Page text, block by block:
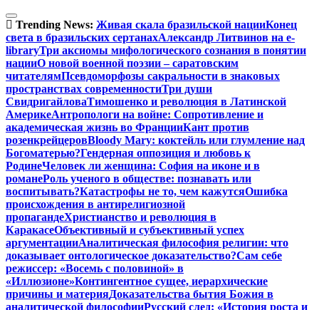
Перейти
к
содержимому
Trending News: Живая скала бразильской нацииКонец
света в бразильских сертанахАлександр Литвинов на e-
libraryТри аксиомы мифологического сознания в понятии
нацииО новой военной поэзии – саратовским
читателямПсевдоморфозы сакральности в знаковых
пространствах современностиТри души
СвидригайловаТимошенко и революция в Латинской
АмерикеАнтропологи на войне: Сопротивление и
академическая жизнь во ФранцииКант против
розенкрейцеровBloody Mary: коктейль или глумление над
Богоматерью?Гендерная оппозиция и любовь к
РодинеЧеловек ли женщина: София на иконе и в
романеРоль ученого в обществе: познавать или
воспитывать?Катастрофы не то, чем кажутсяОшибка
происхождения в антирелигиозной
пропагандеХристианство и революция в
КаракасеОбъективный и субъективный успех
аргументацииАналитическая философия религии: что
доказывает онтологическое доказательство?Сам себе
режиссер: «Восемь с половиной» в
«Иллюзионе»Контингентное сущее, иерархические
причины и материяДоказательства бытия Божия в
аналитической философииРусский след: «История роста и